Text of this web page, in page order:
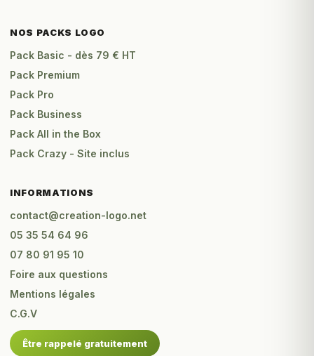
NOS PACKS LOGO
Pack Basic - dès 79 € HT
Pack Premium
Pack Pro
Pack Business
Pack All in the Box
Pack Crazy - Site inclus
INFORMATIONS
contact@creation-logo.net
05 35 54 64 96
07 80 91 95 10
Foire aux questions
Mentions légales
C.G.V
Être rappelé gratuitement